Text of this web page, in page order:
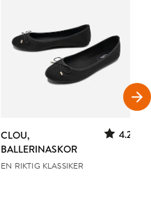
CLOU,
BALLERINASKOR
4.2
EN RIKTIG KLASSIKER